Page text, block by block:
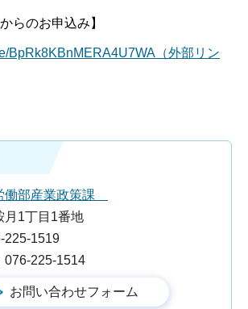
らのお申込み】
BpRk8KBnMERA4U7WA（外部リン
働部産業政策課
月1丁目1番地
225-1519
076-225-1514